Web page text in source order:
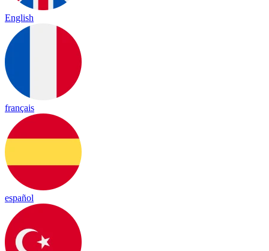
English
français
español